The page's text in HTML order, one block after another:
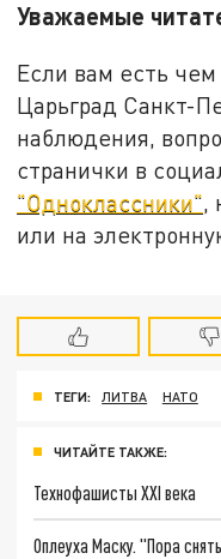
Уважаемые
Если вам есть
Царьград Санкт-
наблюдения,
странички в
"Одноклассники",
или на
ТЕГИ: ЛИТВА НАТО
ЧИТАЙТЕ ТАКЖЕ:
Технофашисты XXI века
Оплеуха Маску. "Пора